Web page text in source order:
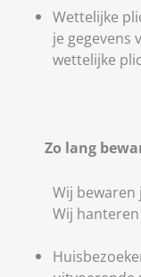
Wettelijke
je gegevens
wettelijke
Zo lang
Wij bewaren
Wij